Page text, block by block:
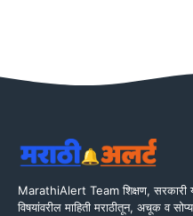
MarathiAlert Team शिक्षण, सरकारी
विषयांवरील माहिती मराठीतून, अचूक व